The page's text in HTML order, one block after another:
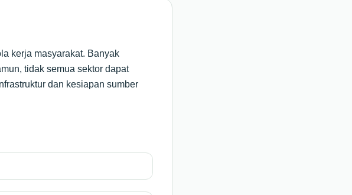
kerja masyarakat. Banyak
tidak semua sektor dapat
dan kesiapan sumber